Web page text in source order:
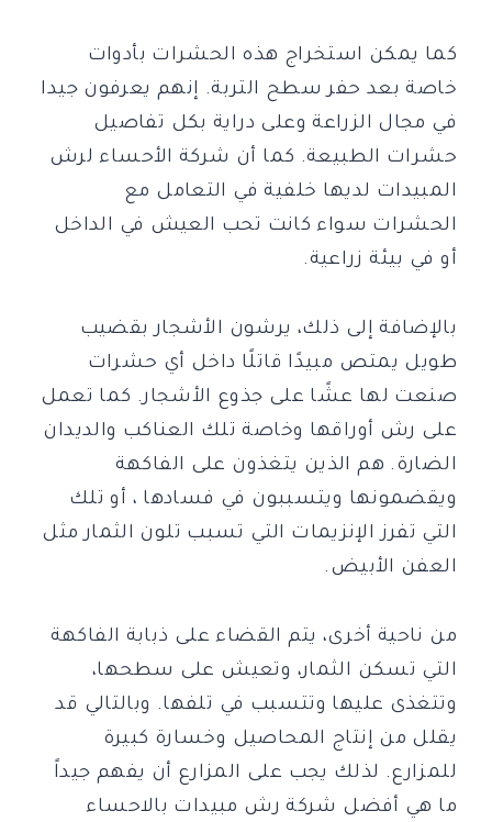
كما يمكن استخراج هذه الحشرات بأدوات
خاصة بعد حفر سطح التربة. إنهم يعرفون جيدا
في مجال الزراعة وعلى دراية بكل تفاصيل
حشرات الطبيعة. كما أن شركة الأحساء لرش
المبيدات لديها خلفية في التعامل مع
الحشرات سواء كانت تحب العيش في الداخل
أو في بيئة زراعية.
بالإضافة إلى ذلك، يرشون الأشجار بقضيب
طويل يمتص مبيدًا قاتلًا داخل أي حشرات
صنعت لها عشًا على جذوع الأشجار. كما تعمل
على رش أوراقها وخاصة تلك العناكب والديدان
الضارة. هم الذين يتغذون على الفاكهة
ويقضمونها ويتسببون في فسادها ، أو تلك
التي تفرز الإنزيمات التي تسبب تلون الثمار مثل
العفن الأبيض.
من ناحية أخرى، يتم القضاء على ذبابة الفاكهة
التي تسكن الثمار، وتعيش على سطحها،
وتتغذى عليها وتتسبب في تلفها. وبالتالي قد
يقلل من إنتاج المحاصيل وخسارة كبيرة
للمزارع. لذلك يجب على المزارع أن يفهم جيداً
ما هي أفضل شركة رش مبيدات بالاحساء